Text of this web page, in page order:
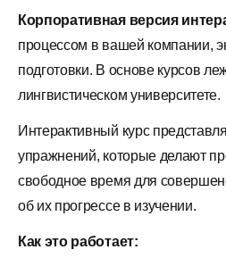
Корпоративная версия
процессом в вашей компании,
подготовки. В основе курсов
лингвистическом университете.
Интерактивный курс
упражнений, которые делают
свободное время для
об их прогрессе в изучении.
Как это работает: